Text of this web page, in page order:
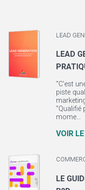
LEAD
LEAD
"C'est
piste
"Qualifié
mome...
VOIR
LE